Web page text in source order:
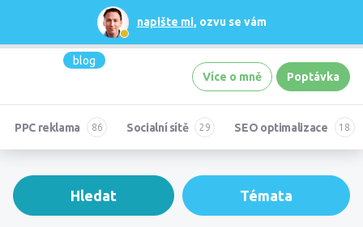
napište mi, ozvu se vám
blog
Více o mně
Poptávka
PPC reklama Socialní sítě SEO optimalizace
Hledat Témata